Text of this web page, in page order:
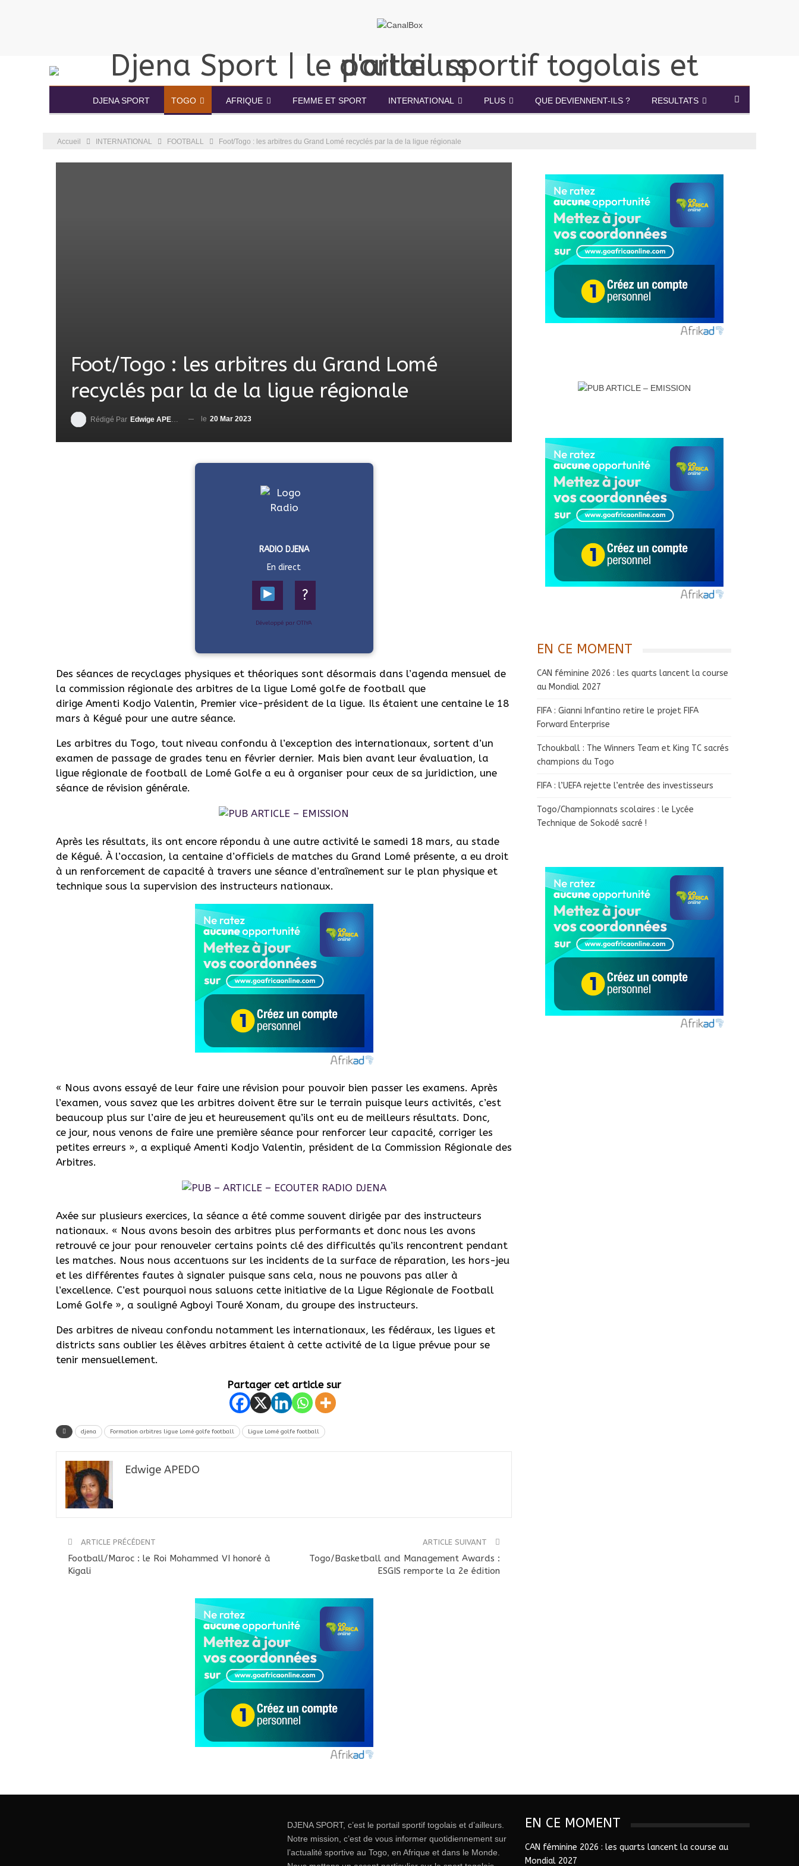
DJENA SPORT TOGO AFRIQUE FEMME ET SPORT INTERNATIONAL PLUS QUE DEVIENNENT-ILS ? RESULTATS
Accueil INTERNATIONAL FOOTBALL Foot/Togo : les arbitres du Grand Lomé recyclés par la de la ligue régionale
Foot/Togo : les arbitres du Grand Lomé
recyclés par la de la ligue régionale
Rédigé Par Edwige APEDO le 20 Mar 2023
RADIO DJENA
En direct
?
Développé par OTIYA
Des séances de recyclages physiques et théoriques sont désormais dans l’agenda mensuel de
la commission régionale des arbitres de la ligue Lomé golfe de football que
dirige Amenti Kodjo Valentin, Premier vice-président de la ligue. Ils étaient une centaine le 18
mars à Kégué pour une autre séance.
Les arbitres du Togo, tout niveau confondu à l’exception des internationaux, sortent d’un
examen de passage de grades tenu en février dernier. Mais bien avant leur évaluation, la
ligue régionale de football de Lomé Golfe a eu à organiser pour ceux de sa juridiction, une
séance de révision générale.
Après les résultats, ils ont encore répondu à une autre activité le samedi 18 mars, au stade
de Kégué. À l’occasion, la centaine d’officiels de matches du Grand Lomé présente, a eu droit
à un renforcement de capacité à travers une séance d’entraînement sur le plan physique et
technique sous la supervision des instructeurs nationaux.
« Nous avons essayé de leur faire une révision pour pouvoir bien passer les examens. Après
l’examen, vous savez que les arbitres doivent être sur le terrain puisque leurs activités, c’est
beaucoup plus sur l’aire de jeu et heureusement qu’ils ont eu de meilleurs résultats. Donc,
ce jour, nous venons de faire une première séance pour renforcer leur capacité, corriger les
petites erreurs », a expliqué Amenti Kodjo Valentin, président de la Commission Régionale des
Arbitres.
Axée sur plusieurs exercices, la séance a été comme souvent dirigée par des instructeurs
nationaux. « Nous avons besoin des arbitres plus performants et donc nous les avons
retrouvé ce jour pour renouveler certains points clé des difficultés qu’ils rencontrent pendant
les matches. Nous nous accentuons sur les incidents de la surface de réparation, les hors-jeu
et les différentes fautes à signaler puisque sans cela, nous ne pouvons pas aller à
l’excellence. C’est pourquoi nous saluons cette initiative de la Ligue Régionale de Football
Lomé Golfe », a souligné Agboyi Touré Xonam, du groupe des instructeurs.
Des arbitres de niveau confondu notamment les internationaux, les fédéraux, les ligues et
districts sans oublier les élèves arbitres étaient à cette activité de la ligue prévue pour se
tenir mensuellement.
Partager cet article sur
djena Formation arbitres ligue Lomé golfe football Ligue Lomé golfe football
Edwige APEDO
ARTICLE PRÉCÉDENT
Football/Maroc : le Roi Mohammed VI honoré à
Kigali
ARTICLE SUIVANT
Togo/Basketball and Management Awards :
ESGIS remporte la 2e édition
EN CE MOMENT
CAN féminine 2026 : les quarts lancent la course
au Mondial 2027
FIFA : Gianni Infantino retire le projet FIFA
Forward Enterprise
Tchoukball : The Winners Team et King TC sacrés
champions du Togo
FIFA : l’UEFA rejette l’entrée des investisseurs
Togo/Championnats scolaires : le Lycée
Technique de Sokodé sacré !
DJENA SPORT, c’est le portail sportif togolais et d’ailleurs.
Notre mission, c’est de vous informer quotidiennement sur
l’actualité sportive au Togo, en Afrique et dans le Monde.
EN CE MOMENT
CAN féminine 2026 : les quarts lancent la course au
Mondial 2027